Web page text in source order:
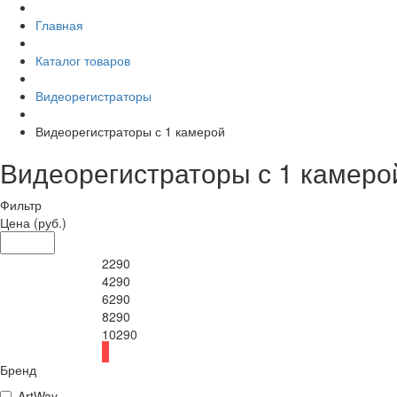
Главная
Каталог товаров
Видеорегистраторы
Видеорегистраторы с 1 камерой
Видеорегистраторы с 1
Фильтр
Цена (руб.)
2290
4290
6290
8290
10290
Бренд